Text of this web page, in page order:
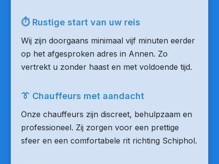
⏱ Rustige start van uw reis
Wij zijn doorgaans minimaal vijf minuten eerder
op het afgesproken adres in Annen. Zo
vertrekt u zonder haast en met voldoende tijd.
👔 Chauffeurs met aandacht
Onze chauffeurs zijn discreet, behulpzaam en
professioneel. Zij zorgen voor een prettige
sfeer en een comfortabele rit richting Schiphol.